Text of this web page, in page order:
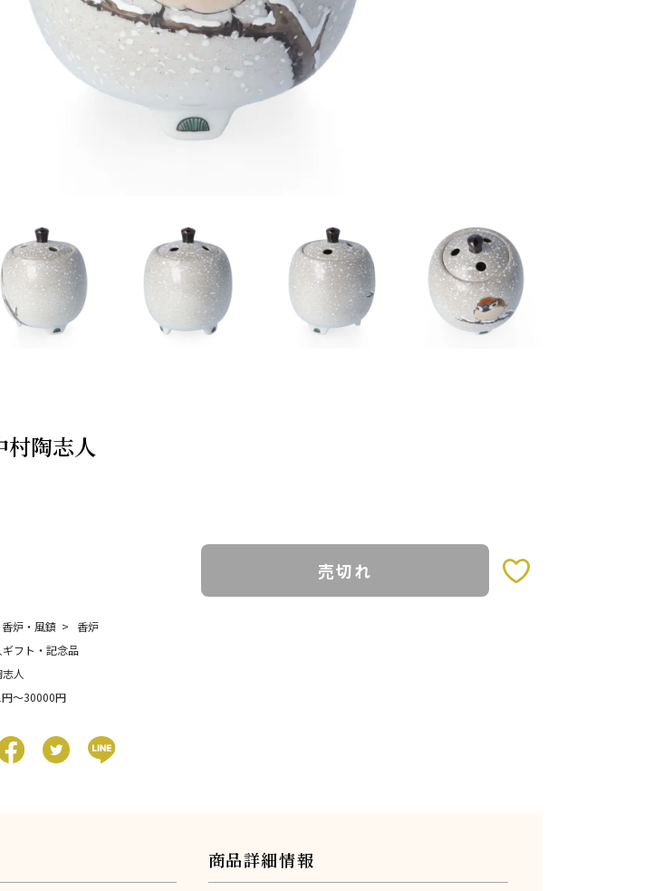
村陶志人
売切れ
香炉・風鎮
香炉
フト・記念品
人
〜30000円
商品詳細情報